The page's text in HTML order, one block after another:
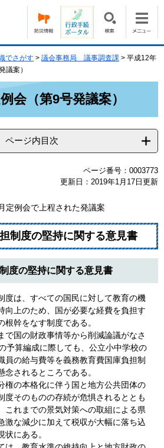
でさがす > 議会事務局 議事調査課 > 平成12年
議案）
会（第9号発議案）
ページ内目次
ページ番号：0003773
更新日：2019年1月17日更新
定例会で上程された発議案
制度の堅持に関する意見書
度の堅持に関する意見書
は、すべての国民に対して教育の機
向上のため、国が必要な経費を負担す
幹をなす制度である。
国の財政事情等から削減論議がなさ
予算編成に際しても、公立小中学校の
員の給与費等を義務教育費国庫負担制
念されるところである。
の本格化に伴う国と地方公共団体の
度そのものの存続が危惧されるととも
これまでの景気対策への取組による県
激な減少に加えて税収が大幅に落ち込
にある。